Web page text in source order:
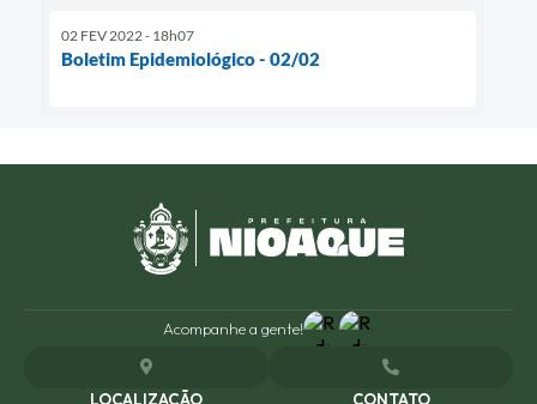
02 FEV 2022 - 18h07
Boletim Epidemiológico - 02/02
Acompanhe a gente!
LOCALIZAÇÃO CONTATO